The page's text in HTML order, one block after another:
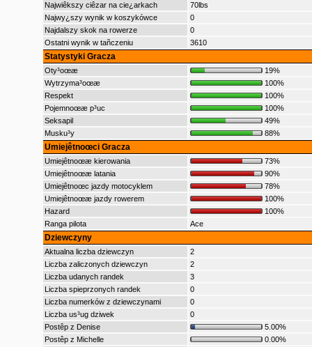
Najwiêkszy ciêzar na cie¿arkach
70lbs
Najwy¿szy wynik w koszykówce
0
Najdalszy skok na rowerze
0
Ostatni wynik w tañczeniu
3610
Statystyki Gracza
Oty³oœæ
19%
Wytrzyma³oœæ
100%
Respekt
100%
Pojemnoœæ p³uc
100%
Seksapil
49%
Musku³y
88%
Umiejêtnoœci Gracza
Umiejêtnoœæ kierowania
73%
Umiejêtnoœæ latania
90%
Umiejêtnoœc jazdy motocyklem
78%
Umiejêtnoœæ jazdy rowerem
100%
Hazard
100%
Ranga pilota
Ace
Dziewczyny
Aktualna liczba dziewczyn
2
Liczba zaliczonych dziewczyn
2
Liczba udanych randek
3
Liczba spieprzonych randek
0
Liczba numerków z dziewczynami
0
Liczba us³ug dziwek
0
Postêp z Denise
5.00%
Postêp z Michelle
0.00%